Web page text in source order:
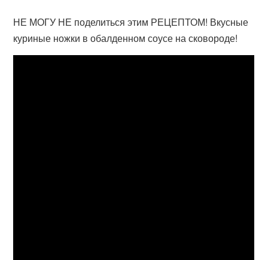
НЕ МОГУ НЕ поделиться этим РЕЦЕПТОМ! Вкусные
куриные ножки в обалденном соусе на сковороде!